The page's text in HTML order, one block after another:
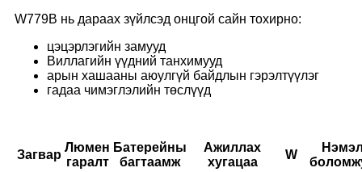
W779B нь дараах зүйлсэд онцгой сайн тохирно:
цэцэрлэгийн замууд
Виллагийн үүдний танхимууд
арын хашааны аюулгүй байдлын гэрэлтүүлэг
гадаа чимэглэлийн төслүүд
Загвар
Люмен
гаралт
Батерейны
багтаамж
Ажиллах
хугацаа
W